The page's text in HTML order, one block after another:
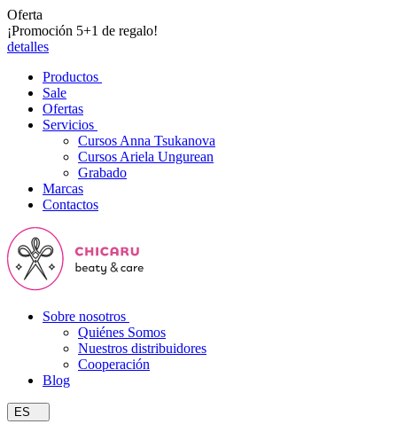
Oferta
¡Promoción 5+1 de regalo!
detalles
Productos
Sale
Ofertas
Servicios
Cursos Anna Tsukanova
Cursos Ariela Ungurean
Grabado
Marcas
Contactos
Sobre nosotros
Quiénes Somos
Nuestros distribuidores
Cooperación
Blog
ES